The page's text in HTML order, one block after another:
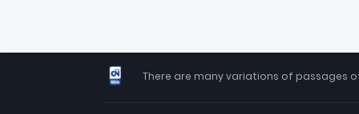
There are many variations of passages